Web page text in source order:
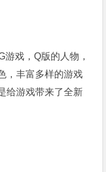
戏，Q版的人物，
，丰富多样的游戏
给游戏带来了全新